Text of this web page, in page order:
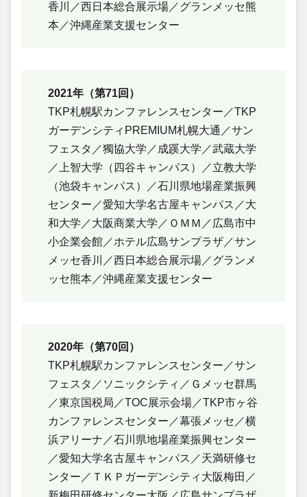
香川／西日本総合展示場／グランメッセ熊
本／沖縄産業支援センター
2021年（第71回）
TKP札幌駅カンファレンスセンター／TKP
ガーデンシティPREMIUM札幌大通／サン
フェスタ／獨協大学／成蹊大学／武蔵大学
／上智大学（四谷キャンパス）／立教大学
（池袋キャンパス）／石川県地場産業振興
センター／愛知大学名古屋キャンパス／大
和大学／大阪商業大学／ＯＭＭ／広島市中
小企業会館／ホテル広島サンプラザ／サン
メッセ香川／西日本総合展示場／グランメ
ッセ熊本／沖縄産業支援センター
2020年（第70回）
TKP札幌駅カンファレンスセンター／サン
フェスタ／ソニックシティ／Ｇメッセ群馬
／東京国税局／TOC展示会場／TKP市ヶ谷
カンファレンスセンター／幕張メッセ／横
浜アリーナ／石川県地場産業振興センター
／愛知大学名古屋キャンパス／天満研修セ
ンター／ＴＫＰガーデンシティ大阪梅田／